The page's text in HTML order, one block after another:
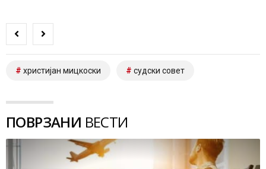
христијан мицкоски судски совет
ПОВРЗАНИ ВЕСТИ